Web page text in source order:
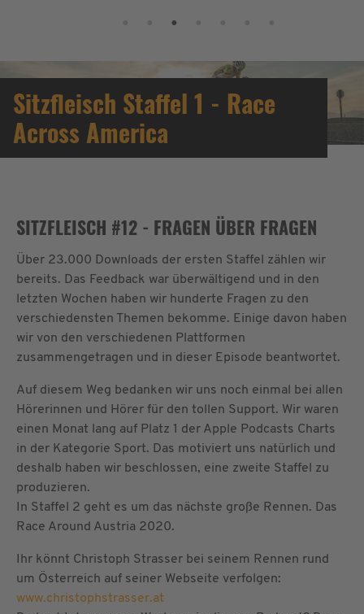
Sitzfleisch Staffel 1 - Race
Across America
SITZFLEISCH #12 - FRAGEN ÜBER FRAGEN
Über 23.000 Downloads der ersten Staffel zählen wir
bereits. Das Feedback war überwältigend und in den
letzten Wochen haben wir hunderte Fragen zu den
verschiedensten Themen bekomme. Einige davon haben
wir von den verschiedenen Plattformen
zusammengetragen und in dieser Episode beantwortet.
Auf diesem Weg bedanken wir uns noch einmal bei allen
Hörerinnen und Hörer für den tollen Support. Wir waren
einen Monat lang auf Platz 1 der Apple Podcasts Charts
in der Kategorie Sport. Das motiviert uns natürlich und
deshalb haben wir beschlossen, eine zweite Staffel zu
produzieren.
In Staffel 2 geht es um das nächste große Rennen. Das
Race Around Austria 2020.
Ihr könnt Christoph Strasser bei seinem Rennen rund
um Österreich auf seiner Webseite verfolgen:
www.christophstrasser.at